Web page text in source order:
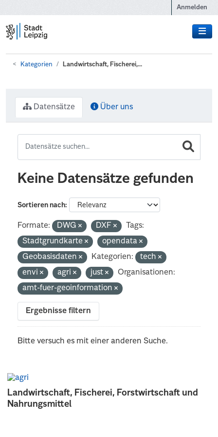
Anmelden
Kategorien Landwirtschaft, Fischerei,...
Landwirtschaft, Fischerei, Forstwirtschaft und
Nahrungsmittel
Datensätze Über uns
Keine Datensätze gefunden
Sortieren nach
Formate: DWG DXF
Tags:
Stadtgrundkarte
opendata
Geobasisdaten
Kategorien:
tech
envi
agri just
Organisationen:
amt-fuer-geoinformation
Ergebnisse filtern
Bitte versuch es mit einer anderen Suche.